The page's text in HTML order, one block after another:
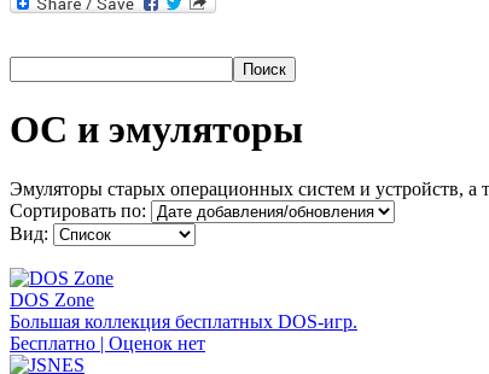
ОС и эмуляторы
Эмуляторы старых операционных систем и устройств,
Сортировать по:
Вид:
DOS Zone
Большая коллекция бесплатных DOS-игр.
Бесплатно | Оценок нет